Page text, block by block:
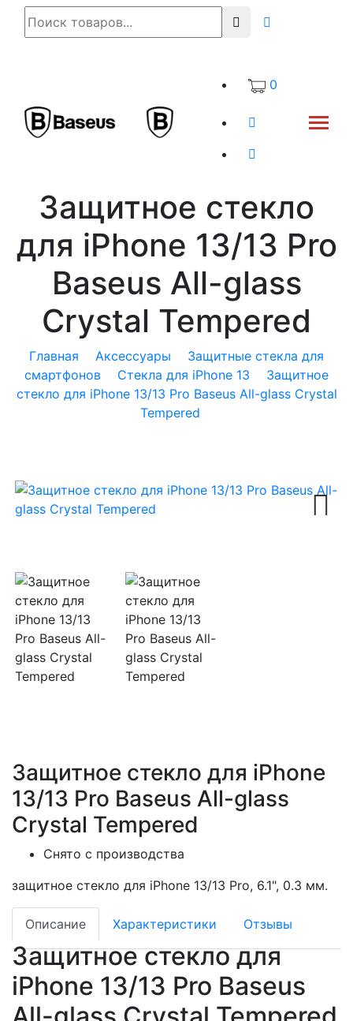
0
Защитное стекло
для iPhone 13/13 Pro
Baseus All-glass
Crystal Tempered
Главная Аксессуары
Защитные стекла для
смартфонов
Стекла для iPhone 13
Защитное
стекло для iPhone 13/13 Pro Baseus All-glass Crystal
Tempered
Защитное стекло для iPhone
13/13 Pro Baseus All-glass
Crystal Tempered
Снято с производства
защитное стекло для iPhone 13/13 Pro, 6.1", 0.3 мм.
Описание Характеристики Отзывы
Защитное стекло для
iPhone 13/13 Pro Baseus